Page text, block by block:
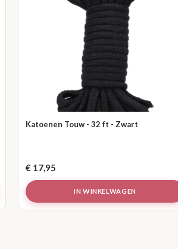
Katoenen Touw - 32 ft - Zwart
€ 17,95
IN WINKELWAGEN